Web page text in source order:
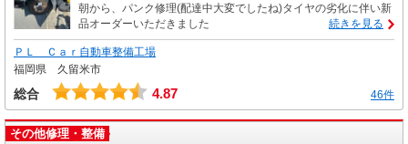
朝から、パンク修理(配達中大変でしたね)タイヤの劣化に伴い新
品オーダーいただきました
続きを見る
ＰＬ Ｃａｒ自動車整備工場
福岡県 久留米市
総合 4.87 46件
その他修理・整備